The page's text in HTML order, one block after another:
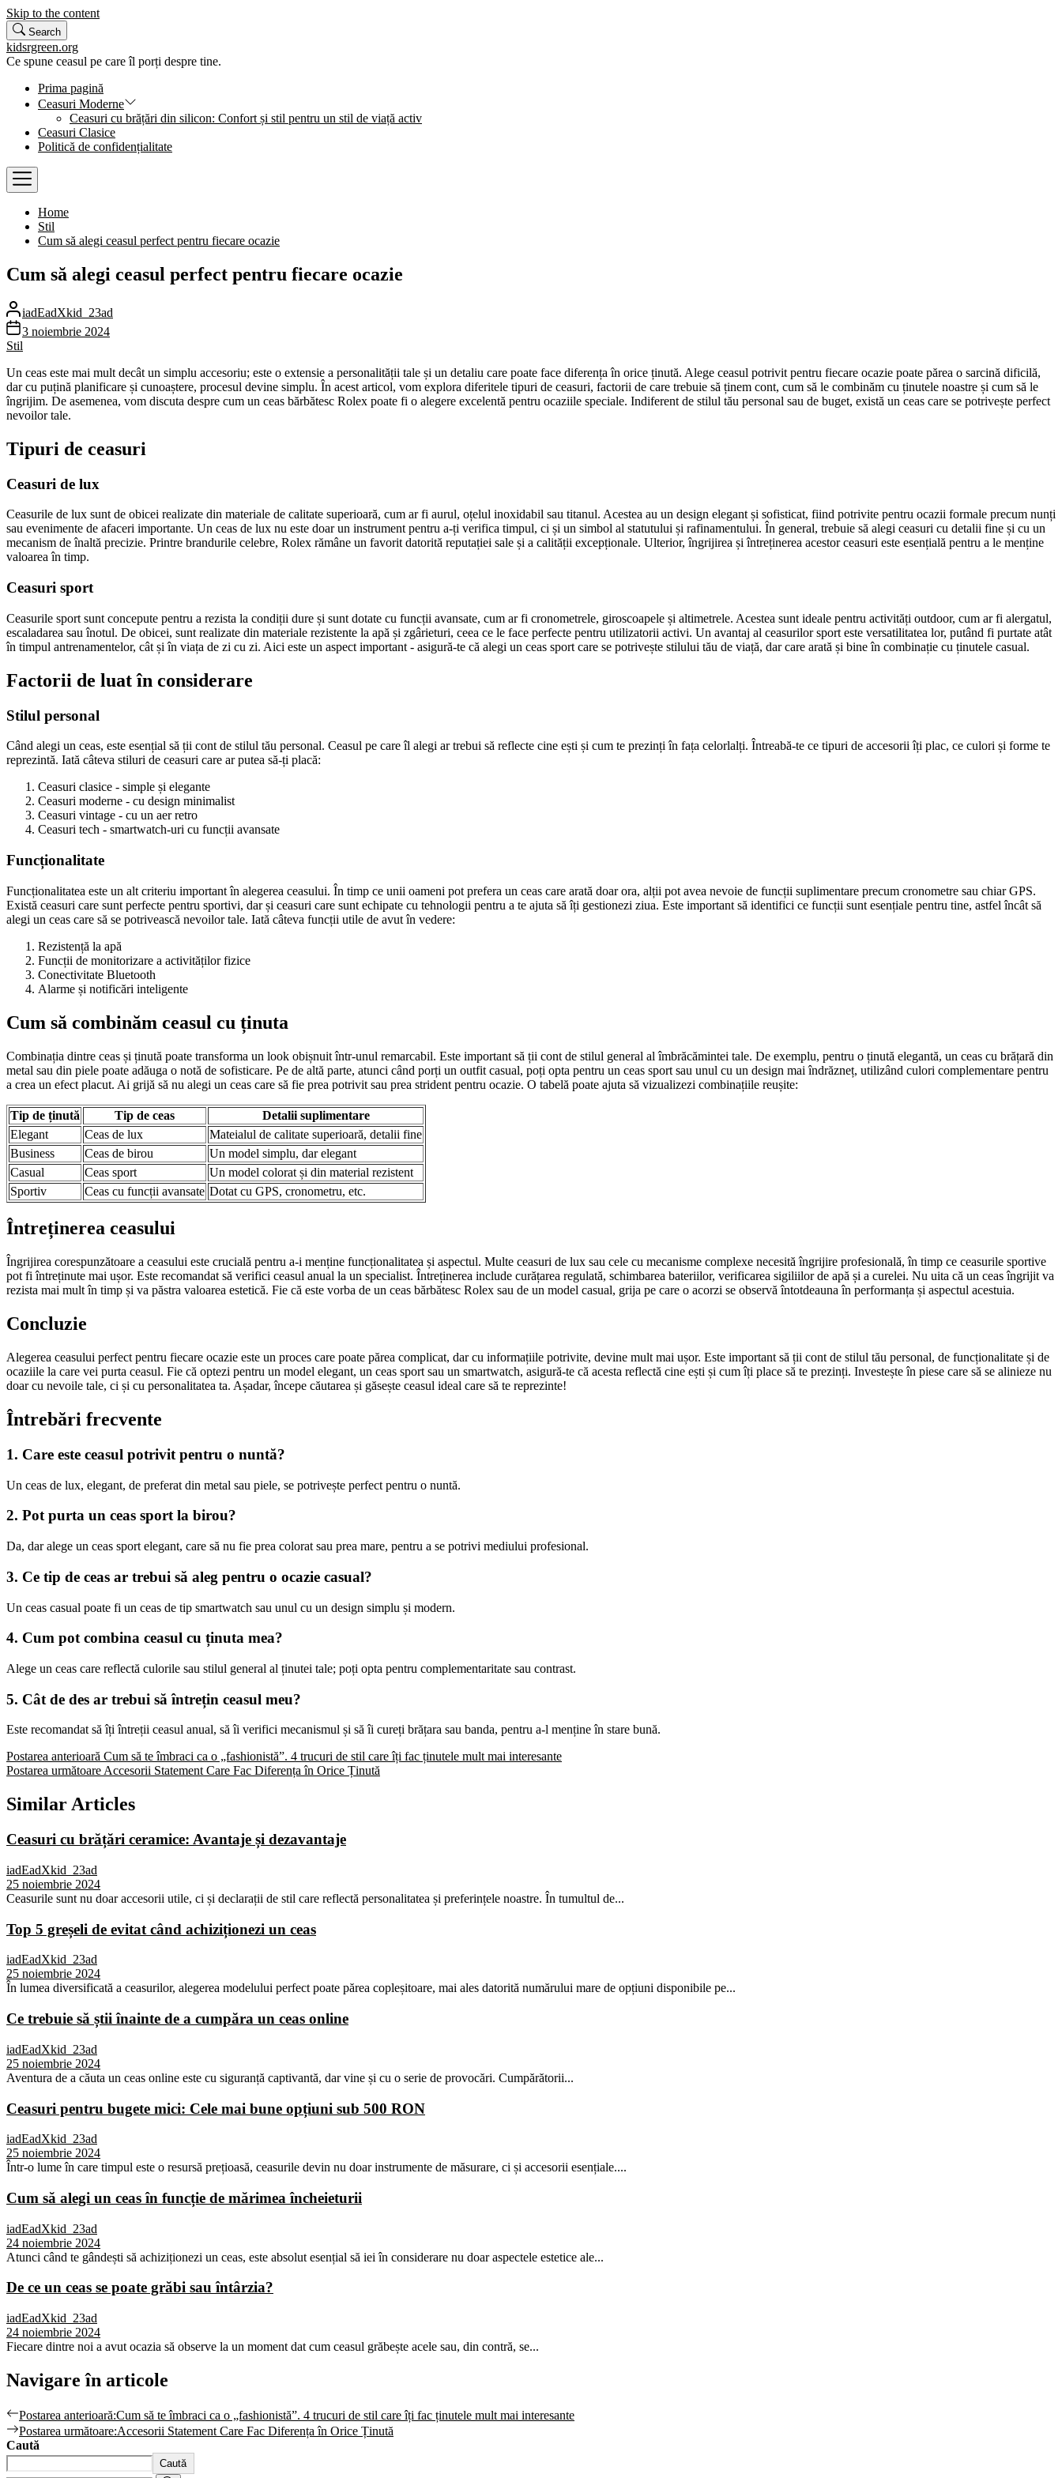
Skip to the content
Search
kidsrgreen.org
Ce spune ceasul pe care îl porți despre tine.
Prima pagină
Ceasuri Moderne
Ceasuri cu brățări din silicon: Confort și stil pentru un stil de viață activ
Ceasuri Clasice
Politică de confidențialitate
Home
Stil
Cum să alegi ceasul perfect pentru fiecare ocazie
Cum să alegi ceasul perfect pentru fiecare ocazie
iadEadXkid_23ad
3 noiembrie 2024
Stil
Un ceas este mai mult decât un simplu accesoriu; este o extensie a personalității tale și un detaliu care poate face diferența în orice ținută. Alege ceasul potrivit pentru fiecare ocazie poate părea o sarcină dificilă,
dar cu puțină planificare și cunoaștere, procesul devine simplu. În acest articol, vom explora diferitele tipuri de ceasuri, factorii de care trebuie să ținem cont, cum să le combinăm cu ținutele noastre și cum să le
îngrijim. De asemenea, vom discuta despre cum un ceas bărbătesc Rolex poate fi o alegere excelentă pentru ocaziile speciale. Indiferent de stilul tău personal sau de buget, există un ceas care se potrivește perfect
nevoilor tale.
Tipuri de ceasuri
Ceasuri de lux
Ceasurile de lux sunt de obicei realizate din materiale de calitate superioară, cum ar fi aurul, oțelul inoxidabil sau titanul. Acestea au un design elegant și sofisticat, fiind potrivite pentru ocazii formale precum nunți
sau evenimente de afaceri importante. Un ceas de lux nu este doar un instrument pentru a-ți verifica timpul, ci și un simbol al statutului și rafinamentului. În general, trebuie să alegi ceasuri cu detalii fine și cu un
mecanism de înaltă precizie. Printre brandurile celebre, Rolex rămâne un favorit datorită reputației sale și a calității excepționale. Ulterior, îngrijirea și întreținerea acestor ceasuri este esențială pentru a le menține
valoarea în timp.
Ceasuri sport
Ceasurile sport sunt concepute pentru a rezista la condiții dure și sunt dotate cu funcții avansate, cum ar fi cronometrele, giroscoapele și altimetrele. Acestea sunt ideale pentru activități outdoor, cum ar fi alergatul,
escaladarea sau înotul. De obicei, sunt realizate din materiale rezistente la apă și zgârieturi, ceea ce le face perfecte pentru utilizatorii activi. Un avantaj al ceasurilor sport este versatilitatea lor, putând fi purtate atât
în timpul antrenamentelor, cât și în viața de zi cu zi. Aici este un aspect important - asigură-te că alegi un ceas sport care se potrivește stilului tău de viață, dar care arată și bine în combinație cu ținutele casual.
Factorii de luat în considerare
Stilul personal
Când alegi un ceas, este esențial să ții cont de stilul tău personal. Ceasul pe care îl alegi ar trebui să reflecte cine ești și cum te prezinți în fața celorlalți. Întreabă-te ce tipuri de accesorii îți plac, ce culori și forme te
reprezintă. Iată câteva stiluri de ceasuri care ar putea să-ți placă:
Ceasuri clasice - simple și elegante
Ceasuri moderne - cu design minimalist
Ceasuri vintage - cu un aer retro
Ceasuri tech - smartwatch-uri cu funcții avansate
Funcționalitate
Funcționalitatea este un alt criteriu important în alegerea ceasului. În timp ce unii oameni pot prefera un ceas care arată doar ora, alții pot avea nevoie de funcții suplimentare precum cronometre sau chiar GPS.
Există ceasuri care sunt perfecte pentru sportivi, dar și ceasuri care sunt echipate cu tehnologii pentru a te ajuta să îți gestionezi ziua. Este important să identifici ce funcții sunt esențiale pentru tine, astfel încât să
alegi un ceas care să se potrivească nevoilor tale. Iată câteva funcții utile de avut în vedere:
Rezistență la apă
Funcții de monitorizare a activităților fizice
Conectivitate Bluetooth
Alarme și notificări inteligente
Cum să combinăm ceasul cu ținuta
Combinația dintre ceas și ținută poate transforma un look obișnuit într-unul remarcabil. Este important să ții cont de stilul general al îmbrăcămintei tale. De exemplu, pentru o ținută elegantă, un ceas cu brățară din
metal sau din piele poate adăuga o notă de sofisticare. Pe de altă parte, atunci când porți un outfit casual, poți opta pentru un ceas sport sau unul cu un design mai îndrăzneț, utilizând culori complementare pentru
a crea un efect placut. Ai grijă să nu alegi un ceas care să fie prea potrivit sau prea strident pentru ocazie. O tabelă poate ajuta să vizualizezi combinațiile reușite:
Tip de ținută Tip de ceas
Detalii suplimentare
Elegant
Ceas de lux
Mateialul de calitate superioară, detalii fine
Business
Ceas de birou
Un model simplu, dar elegant
Casual
Ceas sport
Un model colorat și din material rezistent
Sportiv
Ceas cu funcții avansate Dotat cu GPS, cronometru, etc.
Întreținerea ceasului
Îngrijirea corespunzătoare a ceasului este crucială pentru a-i menține funcționalitatea și aspectul. Multe ceasuri de lux sau cele cu mecanisme complexe necesită îngrijire profesională, în timp ce ceasurile sportive
pot fi întreținute mai ușor. Este recomandat să verifici ceasul anual la un specialist. Întreținerea include curățarea regulată, schimbarea bateriilor, verificarea sigiliilor de apă și a curelei. Nu uita că un ceas îngrijit va
rezista mai mult în timp și va păstra valoarea estetică. Fie că este vorba de un ceas bărbătesc Rolex sau de un model casual, grija pe care o acorzi se observă întotdeauna în performanța și aspectul acestuia.
Concluzie
Alegerea ceasului perfect pentru fiecare ocazie este un proces care poate părea complicat, dar cu informațiile potrivite, devine mult mai ușor. Este important să ții cont de stilul tău personal, de funcționalitate și de
ocaziile la care vei purta ceasul. Fie că optezi pentru un model elegant, un ceas sport sau un smartwatch, asigură-te că acesta reflectă cine ești și cum îți place să te prezinți. Investește în piese care să se alinieze nu
doar cu nevoile tale, ci și cu personalitatea ta. Așadar, începe căutarea și găsește ceasul ideal care să te reprezinte!
Întrebări frecvente
1. Care este ceasul potrivit pentru o nuntă?
Un ceas de lux, elegant, de preferat din metal sau piele, se potrivește perfect pentru o nuntă.
2. Pot purta un ceas sport la birou?
Da, dar alege un ceas sport elegant, care să nu fie prea colorat sau prea mare, pentru a se potrivi mediului profesional.
3. Ce tip de ceas ar trebui să aleg pentru o ocazie casual?
Un ceas casual poate fi un ceas de tip smartwatch sau unul cu un design simplu și modern.
4. Cum pot combina ceasul cu ținuta mea?
Alege un ceas care reflectă culorile sau stilul general al ținutei tale; poți opta pentru complementaritate sau contrast.
5. Cât de des ar trebui să întrețin ceasul meu?
Este recomandat să îți întreții ceasul anual, să îi verifici mecanismul și să îi cureți brățara sau banda, pentru a-l menține în stare bună.
Postarea anterioară Cum să te îmbraci ca o „fashionistă”. 4 trucuri de stil care îți fac ținutele mult mai interesante
Postarea următoareAccesorii Statement Care Fac Diferența în Orice Ținută
Similar Articles
Ceasuri cu brățări ceramice: Avantaje și dezavantaje
iadEadXkid_23ad
25 noiembrie 2024
Ceasurile sunt nu doar accesorii utile, ci și declarații de stil care reflectă personalitatea și preferințele noastre. În tumultul de...
Top 5 greșeli de evitat când achiziționezi un ceas
iadEadXkid_23ad
25 noiembrie 2024
În lumea diversificată a ceasurilor, alegerea modelului perfect poate părea copleșitoare, mai ales datorită numărului mare de opțiuni disponibile pe...
Ce trebuie să știi înainte de a cumpăra un ceas online
iadEadXkid_23ad
25 noiembrie 2024
Aventura de a căuta un ceas online este cu siguranță captivantă, dar vine și cu o serie de provocări. Cumpărătorii...
Ceasuri pentru bugete mici: Cele mai bune opțiuni sub 500 RON
iadEadXkid_23ad
25 noiembrie 2024
Într-o lume în care timpul este o resursă prețioasă, ceasurile devin nu doar instrumente de măsurare, ci și accesorii esențiale....
Cum să alegi un ceas în funcție de mărimea încheieturii
iadEadXkid_23ad
24 noiembrie 2024
Atunci când te gândești să achiziționezi un ceas, este absolut esențial să iei în considerare nu doar aspectele estetice ale...
De ce un ceas se poate grăbi sau întârzia?
iadEadXkid_23ad
24 noiembrie 2024
Fiecare dintre noi a avut ocazia să observe la un moment dat cum ceasul grăbește acele sau, din contră, se...
Navigare în articole
Postarea anterioară:Cum să te îmbraci ca o „fashionistă”. 4 trucuri de stil care îți fac ținutele mult mai interesante
Postarea următoare:Accesorii Statement Care Fac Diferența în Orice Ținută
Caută
Caută